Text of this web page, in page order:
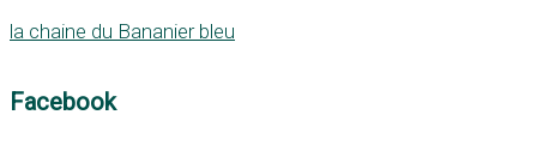
la chaine du Bananier bleu
Facebook